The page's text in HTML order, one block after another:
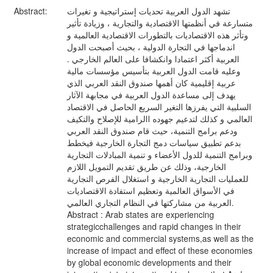
Abstract:
تشهد الدول العربية تحديات إستراتيجية و تغيرات
متسارعة في أنظمتها الاقتصادية والتجارية ، وزيادة تأثير
وتأثر هذه الاقتصاديات بالتطورات الاقتصادية العالمية و
اندماجها في التجارة الدولية ، بحيث أصبحت الدول
العربية أكثر اعتمادا وانكشافا على العالم الخارجي .
وعليه قامت الدول العربية بتأسيس مؤسسات مالية
عربية إقليمية كان أهمها صندوق النقد العربي الذي
يهدف إلى مساعدة الدول العربية في مجابهة الآثار
السلبية التي يفرزها التغير السريع الحاصل في الاقتصاد
العالمي و كذلك لتدعيم جهوده االرامية للإصلاح والتكيف
ودعم برامج التنمية، حيث قام صندوق النقد العربي
بدعم تطبيق سياسات دمج التجارة الخارجية فيخطط
وبرامج التنمية للدول الأعضاء و تنمية المبادلات التجارية
الخارجية، وذلك عن طريق تقديم التمويل اللازم
للعمليات التجارية الخارجية و استغلال الفرص التجارية
في الأسواق العالمية وتعظيم استفادة الاقتصاديات
العربية من مشاركتها في النظام التجاري العالمي.
Abstract : Arab states are experiencing
strategicchallenges and rapid changes in their
economic and commercial systems,as well as the
increase of impact and effect of these economies
by global economic developments and their